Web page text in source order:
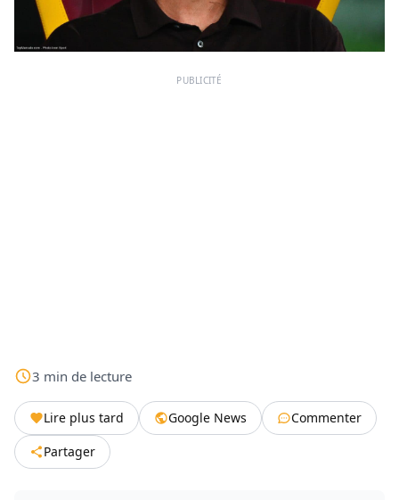
PUBLICITÉ
3 min de lecture
Lire plus tard Google News
Commenter
Partager